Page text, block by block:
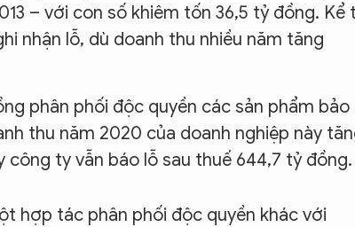
– với con số khiêm tốn 36,5 tỷ đồng. Kể
nhận lỗ, dù doanh thu nhiều năm tăng
phân phối độc quyền các sản phẩm bảo
thu năm 2020 của doanh nghiệp này
công ty vẫn báo lỗ sau thuế 644,7 tỷ đồng.
hợp tác phân phối độc quyền khác với